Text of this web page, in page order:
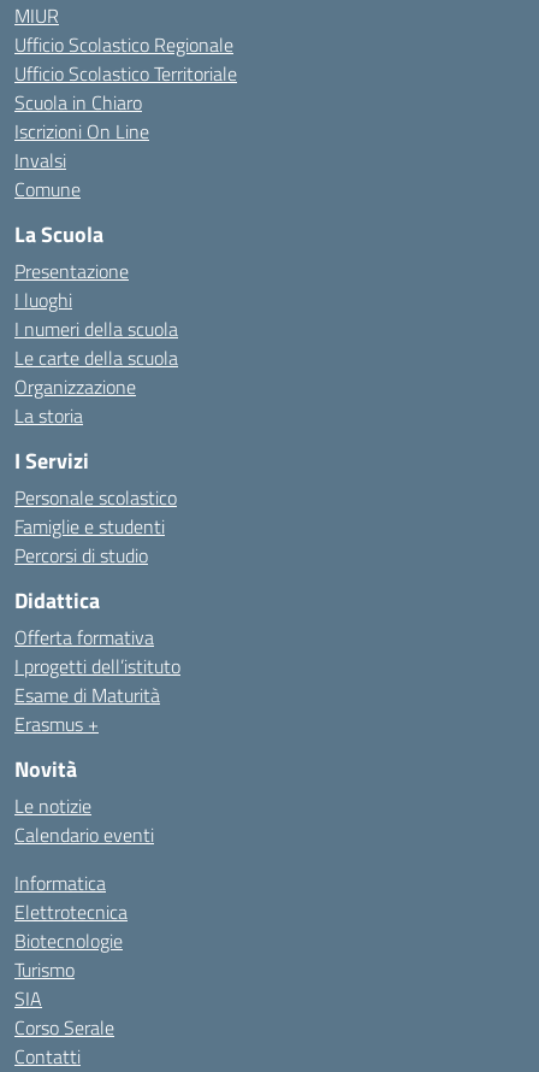
MIUR
Ufficio Scolastico Regionale
Ufficio Scolastico Territoriale
Scuola in Chiaro
Iscrizioni On Line
Invalsi
Comune
La Scuola
Presentazione
I luoghi
I numeri della scuola
Le carte della scuola
Organizzazione
La storia
I Servizi
Personale scolastico
Famiglie e studenti
Percorsi di studio
Didattica
Offerta formativa
I progetti dell’istituto
Esame di Maturità
Erasmus +
Novità
Le notizie
Calendario eventi
Informatica
Elettrotecnica
Biotecnologie
Turismo
SIA
Corso Serale
Contatti